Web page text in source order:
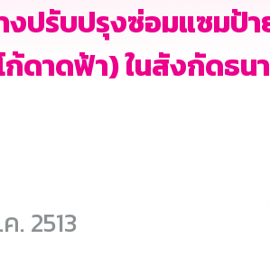
งปรับปรุงซ่อมแซมป้
าดฟ้า) ในสังกัดธน
. 2513